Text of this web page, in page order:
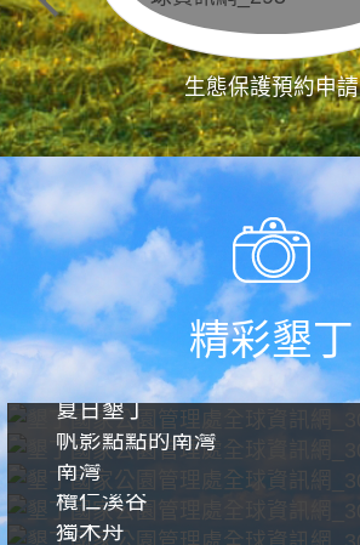
生態保護預約申請
精彩墾丁
夏日墾丁
帆影點點的南灣
南灣
欖仁溪谷
獨木舟